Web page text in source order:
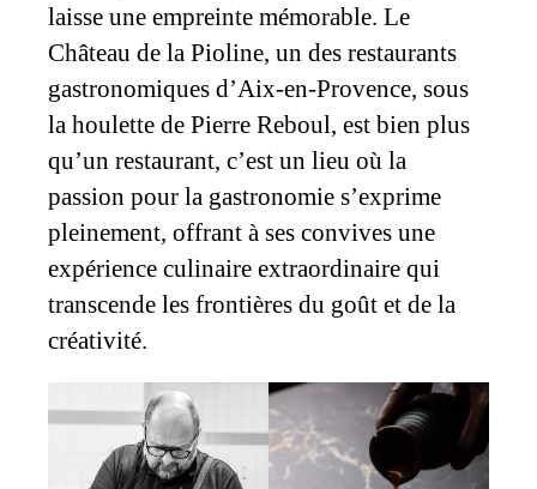
laisse une empreinte mémorable. Le
Château de la Pioline, un des restaurants
gastronomiques d’Aix-en-Provence, sous
la houlette de Pierre Reboul, est bien plus
qu’un restaurant, c’est un lieu où la
passion pour la gastronomie s’exprime
pleinement, offrant à ses convives une
expérience culinaire extraordinaire qui
transcende les frontières du goût et de la
créativité.